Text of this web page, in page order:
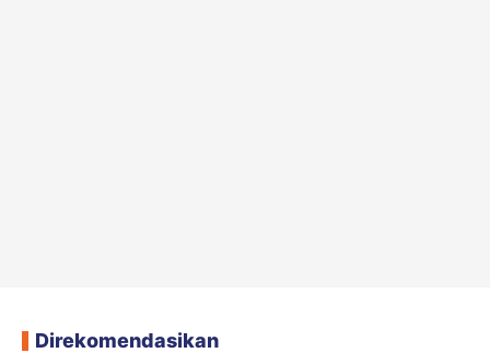
Direkomendasikan